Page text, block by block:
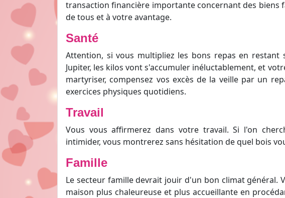
transaction financière importante concernant des biens
de tous et à votre avantage.
Santé
Attention, si vous multipliez les bons repas en restant
Jupiter, les kilos vont s'accumuler inéluctablement, et
martyriser, compensez vos excès de la veille par un
exercices physiques quotidiens.
Travail
Vous vous affirmerez dans votre travail. Si l'on
intimider, vous montrerez sans hésitation de quel bois
Famille
Le secteur famille devrait jouir d'un bon climat général.
maison plus chaleureuse et plus accueillante en